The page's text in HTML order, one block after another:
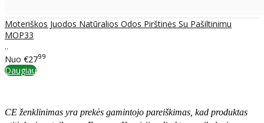
Moteriškos Juodos Natūralios Odos Pirštinės Su Pašiltinimu
MOP33
..
Nuo €2799
Daugiau
CE ženklinimas yra prekės gamintojo pareiškimas, kad produktas